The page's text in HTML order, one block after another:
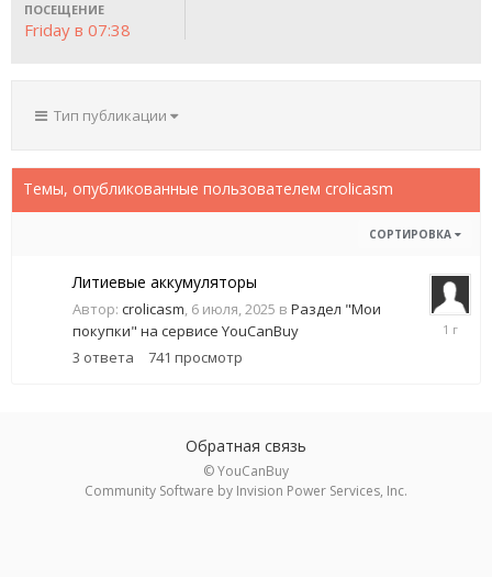
ПОСЕЩЕНИЕ
Friday в 07:38
Тип публикации
Темы, опубликованные пользователем crolicasm
СОРТИРОВКА
Литиевые аккумуляторы
Автор: crolicasm, 6 июля, 2025 в Раздел "Мои
покупки" на сервисе YouCanBuy
3 ответа 741 просмотр
Обратная связь
© YouCanBuy
Community Software by Invision Power Services, Inc.